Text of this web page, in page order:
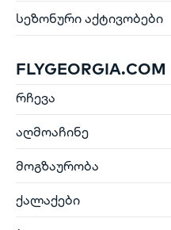
სეზონური აქტივობები
FLYGEORGIA.COM
რჩევა
აღმოაჩინე
მოგზაურობა
ქალაქები